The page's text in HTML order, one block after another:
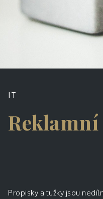
IT
Propisky a tužky jsou